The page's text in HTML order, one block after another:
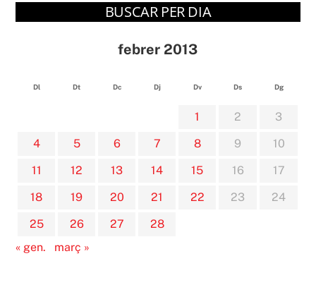
BUSCAR PER DIA
febrer 2013
Dl Dt Dc Dj Dv Ds Dg
1 2
3
4
5 6 7 8 9
10
11
12 13 14 15 16
17
18
19 20 21 22 23
24
25
26 27
28
« gen.
març »